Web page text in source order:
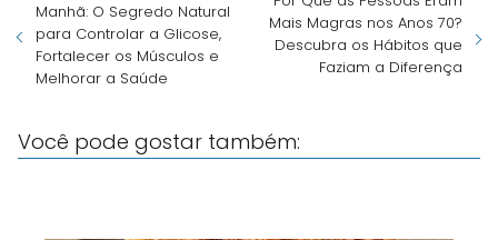
Manhã: O Segredo Natural
para Controlar a Glicose,
Fortalecer os Músculos e
Melhorar a Saúde
Mais Magras nos Anos 70?
Descubra os Hábitos que
Faziam a Diferença
Você pode gostar também: